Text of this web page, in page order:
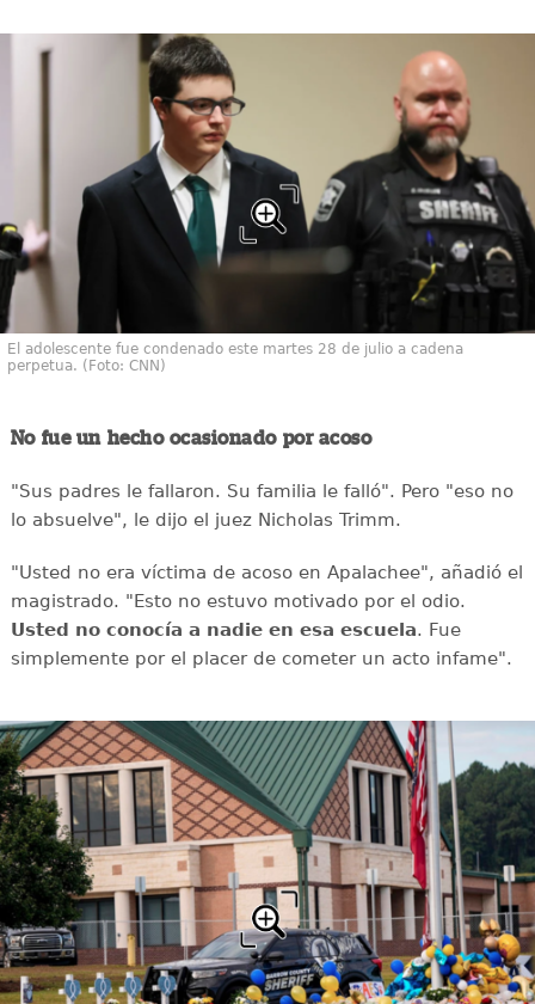
El adolescente fue condenado este martes 28 de julio a cadena
perpetua. (Foto: CNN)
No fue un hecho ocasionado por acoso
"Sus padres le fallaron. Su familia le falló". Pero "eso no
lo absuelve", le dijo el juez Nicholas Trimm.
"Usted no era víctima de acoso en Apalachee", añadió el
magistrado. "Esto no estuvo motivado por el odio.
Usted no conocía a nadie en esa escuela. Fue
simplemente por el placer de cometer un acto infame".